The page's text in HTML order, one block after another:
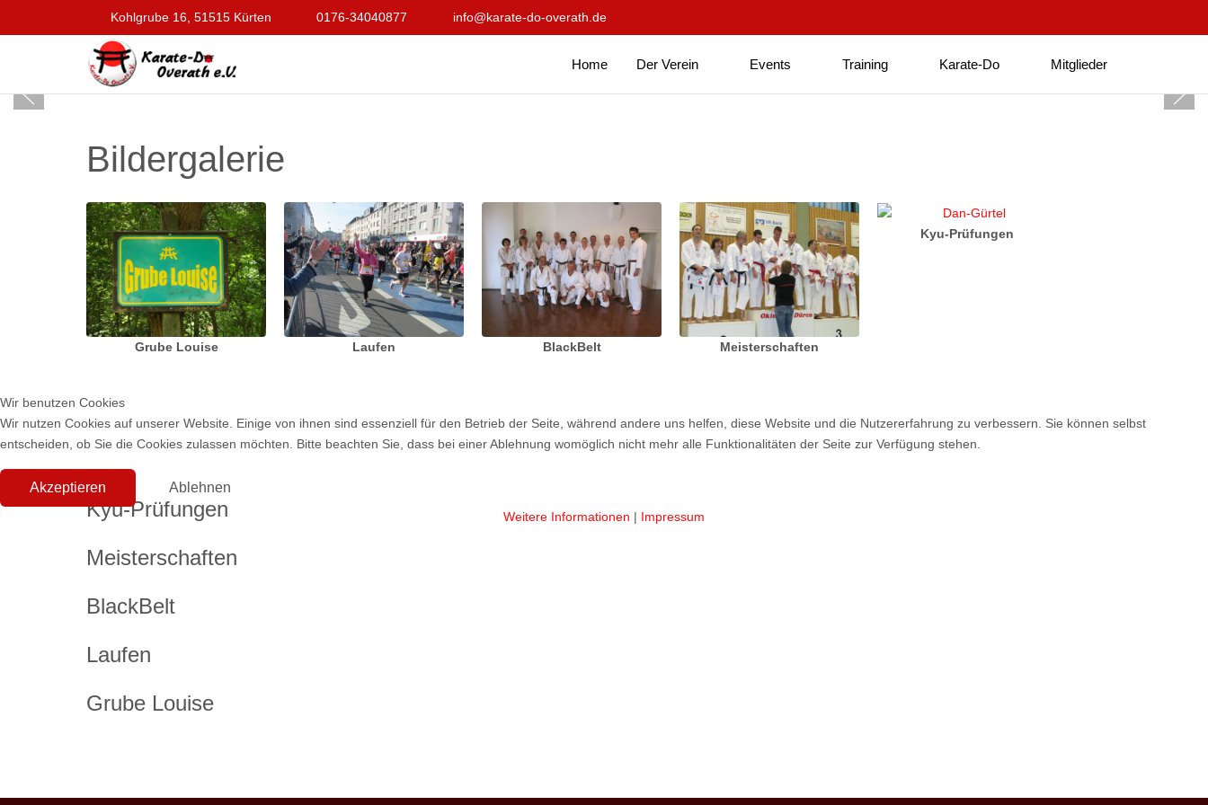
Kohlgrube 16, 51515 Kürten 0176-34040877 info@karate-do-overath.de
Home Der Verein Events Training Karate-Do Mitglieder
Bildergalerie
Grube Louise Laufen BlackBelt Meisterschaften
Kyu-Prüfungen
Kyu-Prüfungen
Meisterschaften
BlackBelt
Laufen
Grube Louise
Wir benutzen Cookies
Wir nutzen Cookies auf unserer Website. Einige von ihnen sind essenziell für den Betrieb der Seite, während andere uns helfen, diese Website und die Nutzererfahrung zu verbessern. Sie können selbst
entscheiden, ob Sie die Cookies zulassen möchten. Bitte beachten Sie, dass bei einer Ablehnung womöglich nicht mehr alle Funktionalitäten der Seite zur Verfügung stehen.
Akzeptieren Ablehnen
Weitere Informationen | Impressum